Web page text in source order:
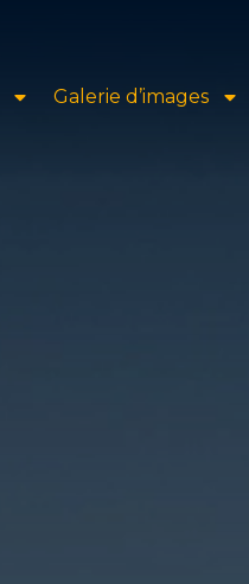
Galerie d’images